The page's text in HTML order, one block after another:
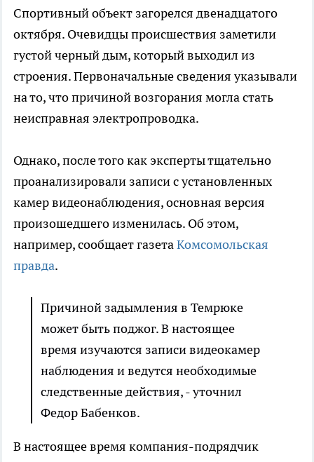
Спортивный объект загорелся двенадцатого
октября. Очевидцы происшествия заметили
густой черный дым, который выходил из
строения. Первоначальные сведения указывали
на то, что причиной возгорания могла стать
неисправная электропроводка.
Однако, после того как эксперты тщательно
проанализировали записи с установленных
камер видеонаблюдения, основная версия
произошедшего изменилась. Об этом,
например, сообщает газетаКомсомольская
правда.
Причиной задымления в Темрюке
может быть поджог. В настоящее
время изучаются записи видеокамер
наблюдения и ведутся необходимые
следственные действия, - уточнил
Федор Бабенков.
В настоящее время компания-подрядчик